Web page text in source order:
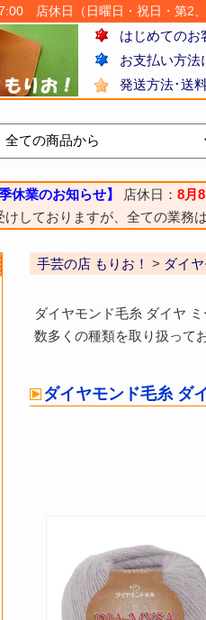
店休日（日曜日・祝日・第2
はじめてのお
お支払い方法
発送方法･送
休業のお知らせ】 店休日： 8月
けしておりますが、全ての業務は
手芸の店 もりお！ > ダイ
ダイヤモンド毛糸 ダイヤ
数多くの種類を取り扱って
ダイヤモンド毛糸 ダ